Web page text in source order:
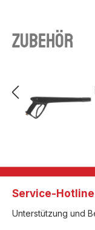
Zubehör
Service-Hotline
Unterstützung und